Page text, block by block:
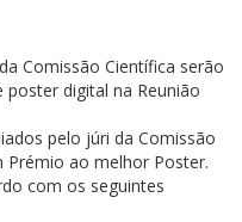
Comissão Científica serão
digital na Reunião
pelo júri da Comissão
Prémio ao melhor Poster.
com os seguintes